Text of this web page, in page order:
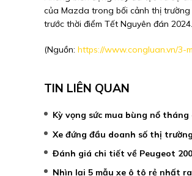
của Mazda trong bối cảnh thị
trước thời điểm Tết Nguyên đán 2024.
(Nguồn: https://www.congluan.vn/
TIN LIÊN QUAN
Kỳ vọng sức mua bùng nổ tháng
Xe đứng đầu doanh số thị
Đánh giá chi tiết về Peugeot
Nhìn lại 5 mẫu xe ô tô rẻ nhất